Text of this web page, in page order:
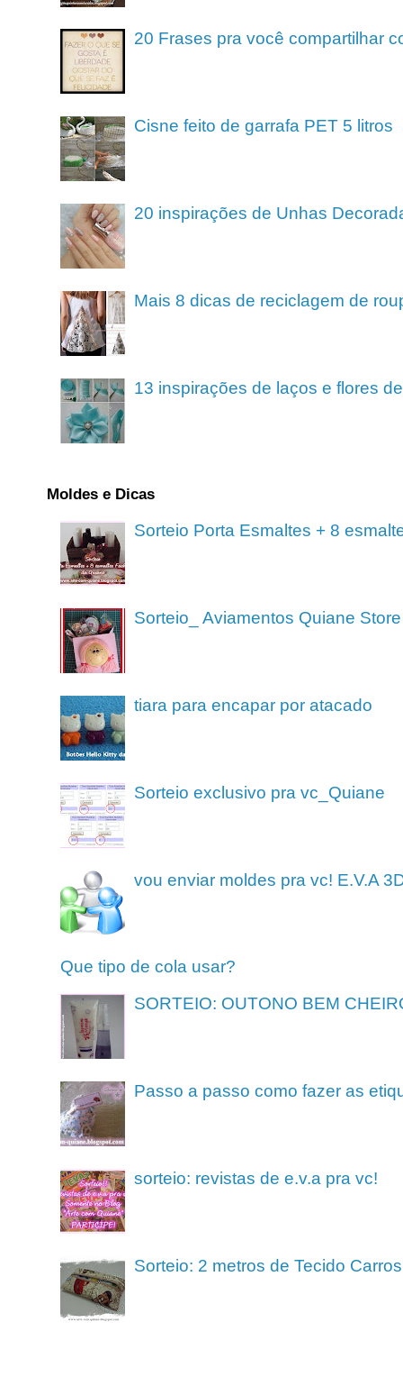
20 Frases pra você compartilhar
Cisne feito de garrafa PET 5 litros
20 inspirações de Unhas
Mais 8 dicas de reciclagem de
13 inspirações de laços e flores
Moldes e Dicas
Sorteio Porta Esmaltes + 8
Sorteio_ Aviamentos Quiane Store
tiara para encapar por atacado
Sorteio exclusivo pra vc_Quiane
vou enviar moldes pra vc! E.V.A
Que tipo de cola usar?
SORTEIO: OUTONO BEM
Passo a passo como fazer as
sorteio: revistas de e.v.a pra vc!
Sorteio: 2 metros de Tecido Carros